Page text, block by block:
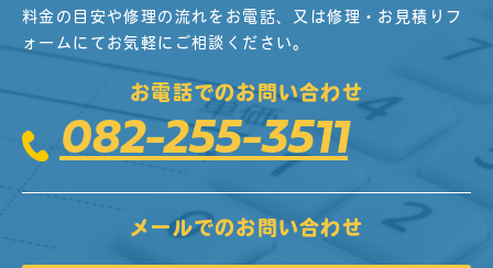
料金の目安や修理の流れをお電話、又は修理・お見積りフ
ォームにてお気軽にご相談ください。
お電話でのお問い合わせ
082-255-3511
メールでのお問い合わせ